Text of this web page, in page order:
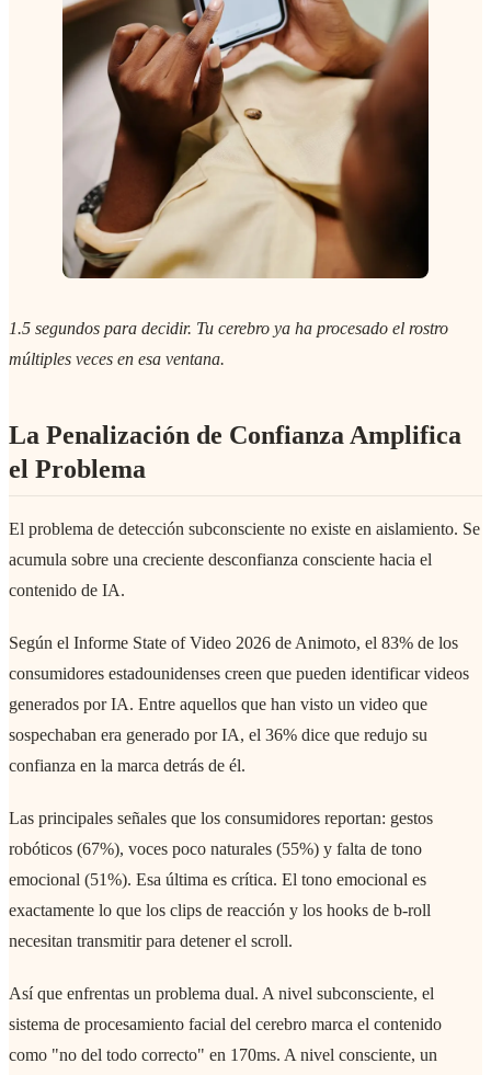
1.5 segundos para decidir. Tu cerebro ya ha procesado el rostro
múltiples veces en esa ventana.
La Penalización de Confianza Amplifica
el Problema
El problema de detección subconsciente no existe en aislamiento. Se
acumula sobre una creciente desconfianza consciente hacia el
contenido de IA.
Según el Informe State of Video 2026 de Animoto, el 83% de los
consumidores estadounidenses creen que pueden identificar videos
generados por IA. Entre aquellos que han visto un video que
sospechaban era generado por IA, el 36% dice que redujo su
confianza en la marca detrás de él.
Las principales señales que los consumidores reportan: gestos
robóticos (67%), voces poco naturales (55%) y falta de tono
emocional (51%). Esa última es crítica. El tono emocional es
exactamente lo que los clips de reacción y los hooks de b-roll
necesitan transmitir para detener el scroll.
Así que enfrentas un problema dual. A nivel subconsciente, el
sistema de procesamiento facial del cerebro marca el contenido
como "no del todo correcto" en 170ms. A nivel consciente, un